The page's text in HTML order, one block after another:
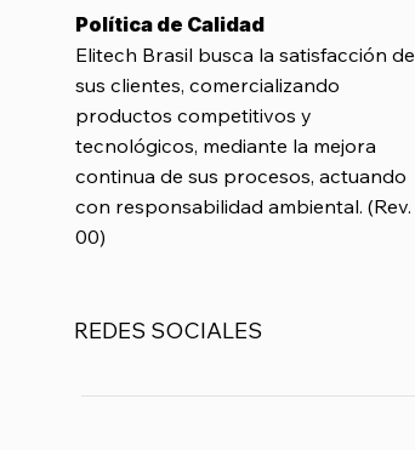
Política de Calidad
Elitech Brasil busca la satisfacción de
sus clientes, comercializando
productos competitivos y
tecnológicos, mediante la mejora
continua de sus procesos, actuando
con responsabilidad ambiental. (Rev.
00)
REDES SOCIALES